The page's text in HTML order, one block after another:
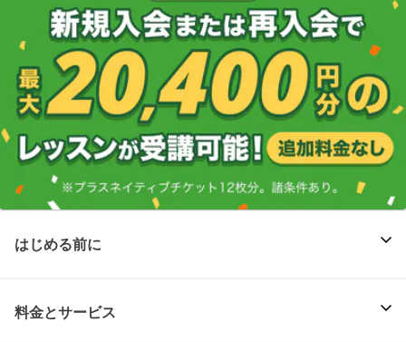
はじめる前に
料金とサービス